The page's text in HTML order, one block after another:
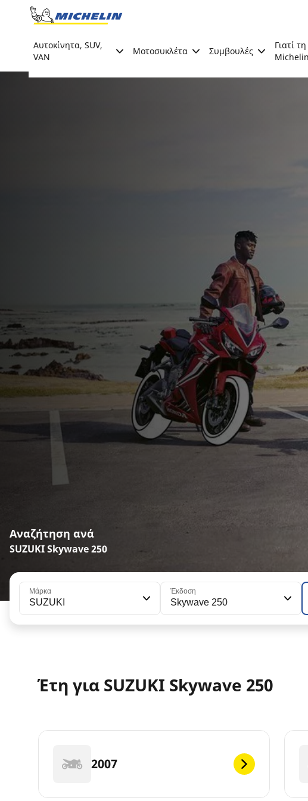
Go to page content
Αυτοκίνητα, SUV,
VAN
Μοτοσυκλέτα Συμβουλές
Γιατί τη
Αναζήτηση ανά
SUZUKI Skywave 250
Μάρκα
SUZUKI
Έκδοση
Skywave 250
Έτη για SUZUKI Skywave 250
2007